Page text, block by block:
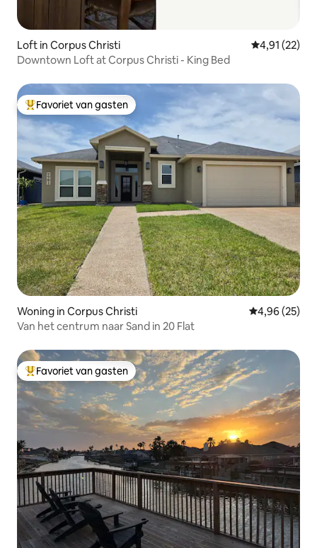
Loft in Corpus Christi Gemiddelde
4,91 (22)
Downtown Loft at Corpus Christi - King Bed
Topfavoriet van gasten
Favoriet van gasten
Woning in Corpus Christi Gemiddelde
4,96 (25)
Van het centrum naar Sand in 20 Flat
Topfavoriet van gasten
Favoriet van gasten